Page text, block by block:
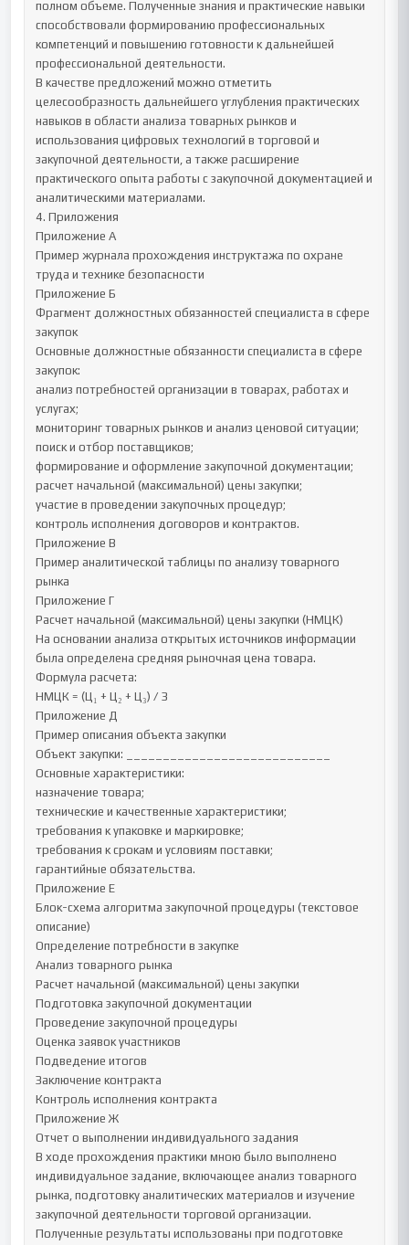
полном объеме. Полученные знания и практические навыки
способствовали формированию профессиональных
компетенций и повышению готовности к дальнейшей
профессиональной деятельности.
В качестве предложений можно отметить
целесообразность дальнейшего углубления практических
навыков в области анализа товарных рынков и
использования цифровых технологий в торговой и
закупочной деятельности, а также расширение
практического опыта работы с закупочной документацией и
аналитическими материалами.
4. Приложения
Приложение А
Пример журнала прохождения инструктажа по охране
труда и технике безопасности
Приложение Б
Фрагмент должностных обязанностей специалиста в сфере
закупок
Основные должностные обязанности специалиста в сфере
закупок:
анализ потребностей организации в товарах, работах и
услугах;
мониторинг товарных рынков и анализ ценовой ситуации;
поиск и отбор поставщиков;
формирование и оформление закупочной документации;
расчет начальной (максимальной) цены закупки;
участие в проведении закупочных процедур;
контроль исполнения договоров и контрактов.
Приложение В
Пример аналитической таблицы по анализу товарного
рынка
Приложение Г
Расчет начальной (максимальной) цены закупки (НМЦК)
На основании анализа открытых источников информации
была определена средняя рыночная цена товара.
Формула расчета:
НМЦК = (Ц₁ + Ц₂ + Ц₃) / 3
Приложение Д
Пример описания объекта закупки
Объект закупки: ____________________________
Основные характеристики:
назначение товара;
технические и качественные характеристики;
требования к упаковке и маркировке;
требования к срокам и условиям поставки;
гарантийные обязательства.
Приложение Е
Блок-схема алгоритма закупочной процедуры (текстовое
описание)
Определение потребности в закупке
Анализ товарного рынка
Расчет начальной (максимальной) цены закупки
Подготовка закупочной документации
Проведение закупочной процедуры
Оценка заявок участников
Подведение итогов
Заключение контракта
Контроль исполнения контракта
Приложение Ж
Отчет о выполнении индивидуального задания
В ходе прохождения практики мною было выполнено
индивидуальное задание, включающее анализ товарного
рынка, подготовку аналитических материалов и изучение
закупочной деятельности торговой организации.
Полученные результаты использованы при подготовке